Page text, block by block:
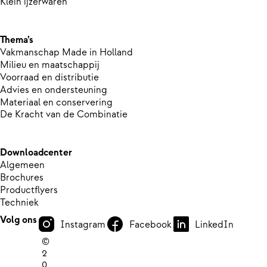
Thema’s
Vakmanschap Made in Holland
Milieu en maatschappij
Voorraad en distributie
Advies en ondersteuning
Materiaal en conservering
De Kracht van de Combinatie
Downloadcenter
Algemeen
Brochures
Productflyers
Techniek
Volg ons
Instagram Facebook
LinkedIn
©
2